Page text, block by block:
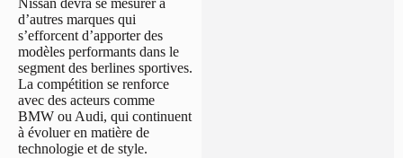
Nissan devra se mesurer à
d’autres marques qui
s’efforcent d’apporter des
modèles performants dans le
segment des berlines sportives.
La compétition se renforce
avec des acteurs comme
BMW ou Audi, qui continuent
à évoluer en matière de
technologie et de style.